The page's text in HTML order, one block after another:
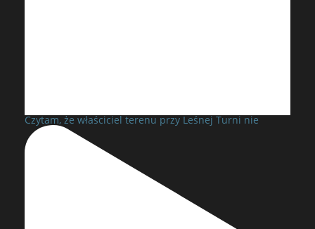
Czytam, że właściciel terenu przy Leśnej Turni nie